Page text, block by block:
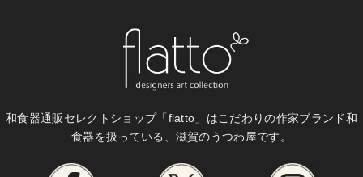
和食器通販セレクトショップ「flatto」はこだわりの作家ブランド和
食器を扱っている、滋賀のうつわ屋です。